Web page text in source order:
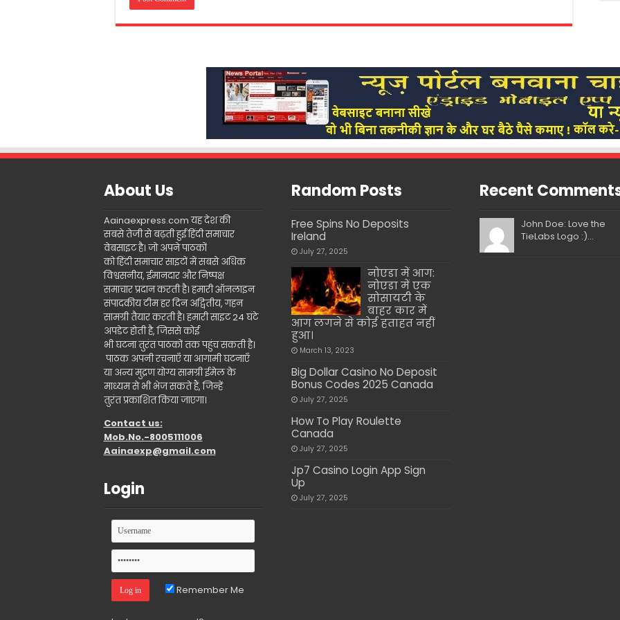
About Us
Aainaexpress.com यह देश की
सबसे तेजी से बढ़ती हुई हिंदी समाचार
वेबसाइट है। जो अपने पाठकों
को हिंदी समाचार साइटों में सबसे अधिक
विश्वसनीय, ईमानदार और निष्पक्ष
समाचार प्रदान करती है। हमारी ऑनलाइन
संपादकीय टीम हर दिन अद्वितीय, गहन
सामग्री तैयार करती है। हमारी साइट 24 घंटे
अपडेट होती है, जिससे कोई
भी घटना तुरंत पाठकों तक पहुंच सकती है।
पाठक अपनी रचनाएँ या आगामी घटनाएँ
या अन्य मुद्रण योग्य सामग्री ईमेल के
माध्यम से भी भेज सकते हैं, जिन्हें
तुरंत प्रकाशित किया जाएगा।
Contact us:
Mob.No.-8005111006
Aainaexp@gmail.com
Login
Remember Me
Random Posts
Free Spins No Deposits
Ireland
July 27, 2025
नोएडा में आग:
नोएडा में एक
सोसायटी के
बाहर कार में
आग लगने से कोई हताहत नहीं
हुआ।
March 13, 2023
Big Dollar Casino No Deposit
Bonus Codes 2025 Canada
July 27, 2025
How To Play Roulette
Canada
July 27, 2025
Jp7 Casino Login App Sign
Up
July 27, 2025
Recent
John Doe: Love the
TieLabs Logo :)...